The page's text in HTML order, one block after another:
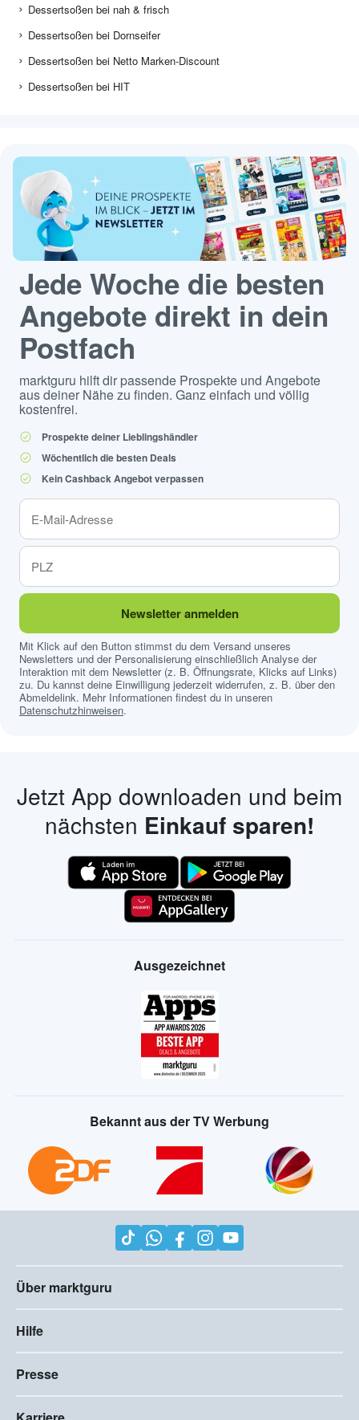
Dessertsoßen bei nah & frisch
Dessertsoßen bei Dornseifer
Dessertsoßen bei Netto Marken-Discount
Dessertsoßen bei HIT
Jede Woche die besten
Angebote direkt in dein
Postfach
marktguru hilft dir passende Prospekte und Angebote
aus deiner Nähe zu finden. Ganz einfach und völlig
kostenfrei.
Prospekte deiner Lieblingshändler
Wöchentlich die besten Deals
Kein Cashback Angebot verpassen
Newsletter anmelden
Mit Klick auf den Button stimmst du dem Versand unseres
Newsletters und der Personalisierung einschließlich Analyse der
Interaktion mit dem Newsletter (z. B. Öffnungsrate, Klicks auf Links)
zu. Du kannst deine Einwilligung jederzeit widerrufen, z. B. über den
Abmeldelink. Mehr Informationen findest du in unseren
Datenschutzhinweisen.
Jetzt App downloaden und beim
nächsten Einkauf sparen!
Ausgezeichnet
Bekannt aus der TV Werbung
Über marktguru
Hilfe
Presse